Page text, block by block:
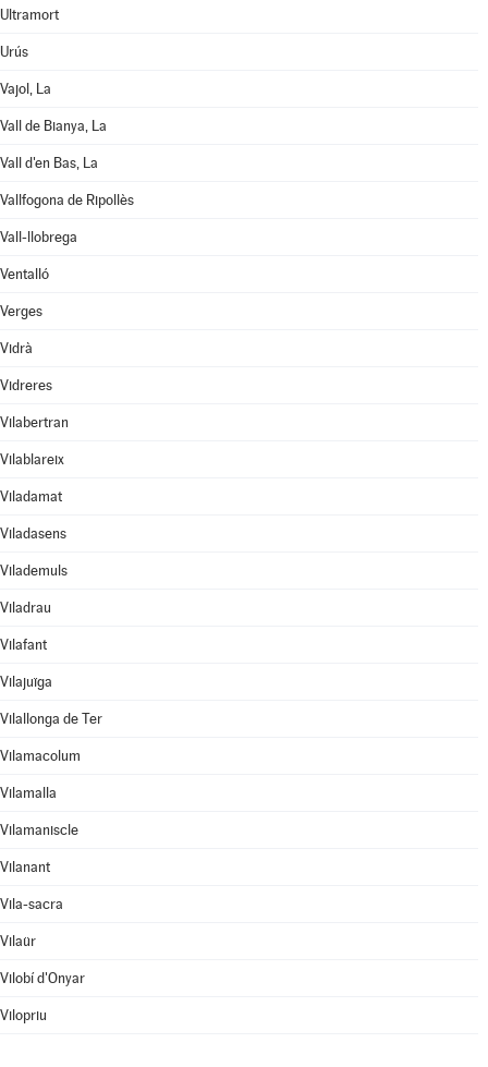
Ultramort
Urús
Vajol, La
Vall de Bianya, La
Vall d'en Bas, La
Vallfogona de Ripollès
Vall-llobrega
Ventalló
Verges
Vidrà
Vidreres
Vilabertran
Vilablareix
Viladamat
Viladasens
Vilademuls
Viladrau
Vilafant
Vilajuïga
Vilallonga de Ter
Vilamacolum
Vilamalla
Vilamaniscle
Vilanant
Vila-sacra
Vilaür
Vilobí d'Onyar
Vilopriu